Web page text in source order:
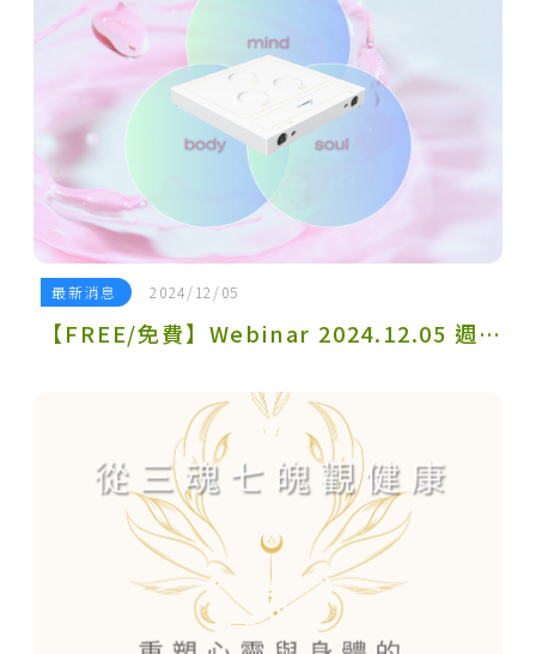
最新消息 2024/12/05
【FREE/免費】Webinar 2024.12.05 週四 14:00